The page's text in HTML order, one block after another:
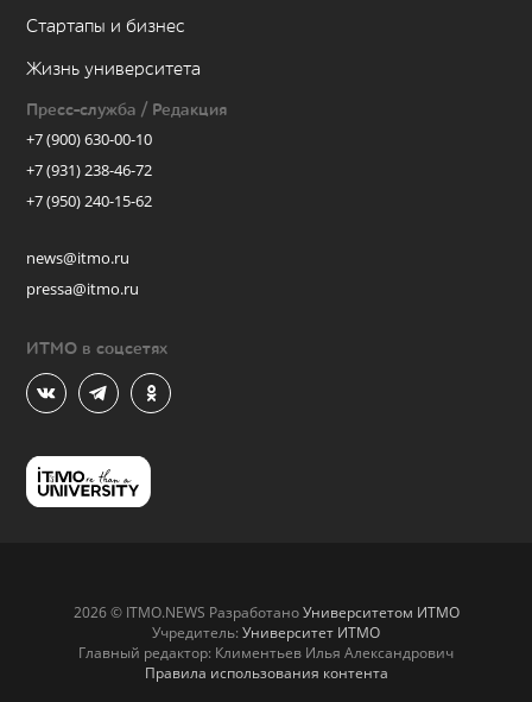
Стартапы и бизнес
Жизнь университета
Пресс-служба / Редакция
+7 (900) 630-00-10
+7 (931) 238-46-72
+7 (950) 240-15-62
news@itmo.ru
pressa@itmo.ru
ИТМО в соцсетях
2026 © ITMO.NEWS РазработаноУниверситетом ИТМО
Учредитель: Университет ИТМО
Главный редактор: Климентьев Илья Александрович
Правила использования контента